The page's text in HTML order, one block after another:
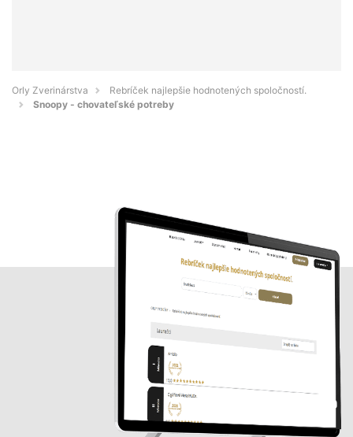
Orly Zverinárstva
Rebríček najlepšie hodnotených spoločností.
Snoopy - chovateľské potreby